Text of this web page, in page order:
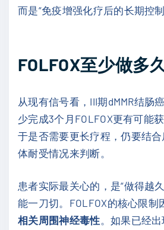
而是“免疫增强化疗后的长期控制
FOLFOX至少做多
从现有信号看，III期dMMR结肠
少完成3个月FOLFOX更有可能
于是否需要更长疗程，仍要结
体耐受情况来判断。
患者实际最关心的，是“做得越
能一刀切。FOLFOX的核心限制
相关周围神经毒性 。如果已经